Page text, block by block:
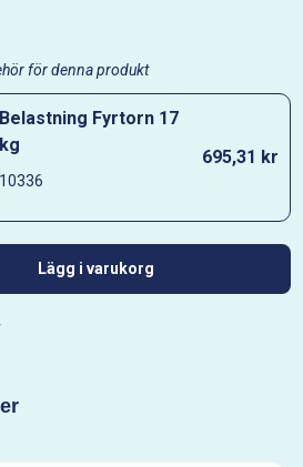
för denna produkt
Belastning Fyrtorn 17
kg
10336
695,31 kr
Lägg i varukorg